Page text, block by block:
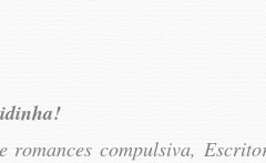
romances compulsiva,